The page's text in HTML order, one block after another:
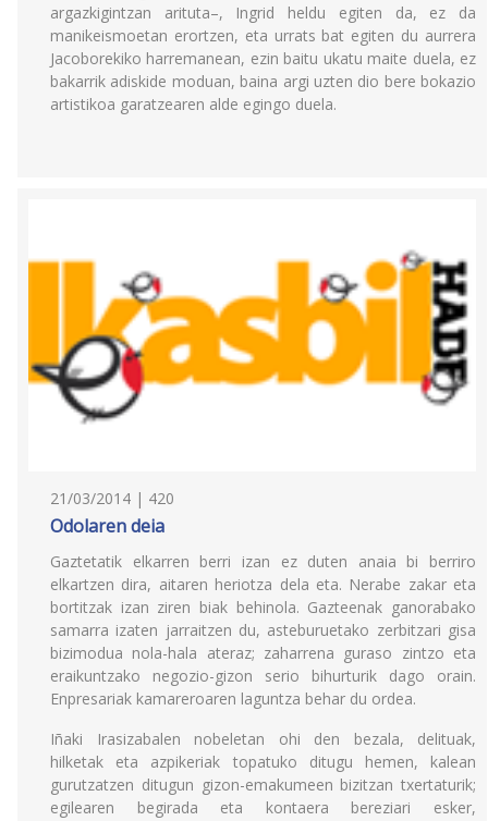
argazkigintzan arituta–, Ingrid heldu egiten da, ez da
manikeismoetan erortzen, eta urrats bat egiten du aurrera
Jacoborekiko harremanean, ezin baitu ukatu maite duela, ez
bakarrik adiskide moduan, baina argi uzten dio bere bokazio
artistikoa garatzearen alde egingo duela.
21/03/2014 | 420
Odolaren deia
Gaztetatik elkarren berri izan ez duten anaia bi berriro
elkartzen dira, aitaren heriotza dela eta. Nerabe zakar eta
bortitzak izan ziren biak behinola. Gazteenak ganorabako
samarra izaten jarraitzen du, asteburuetako zerbitzari gisa
bizimodua nola-hala ateraz; zaharrena guraso zintzo eta
eraikuntzako negozio-gizon serio bihurturik dago orain.
Enpresariak kamareroaren laguntza behar du ordea.
Iñaki Irasizabalen nobeletan ohi den bezala, delituak,
hilketak eta azpikeriak topatuko ditugu hemen, kalean
gurutzatzen ditugun gizon-emakumeen bizitzan txertaturik;
egilearen begirada eta kontaera bereziari esker,